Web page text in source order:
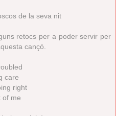
de la seva nit
retocs per a poder servir per
cançó.
care
right
of me